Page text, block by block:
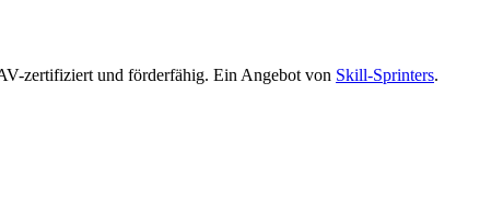
zertifiziert und förderfähig. Ein Angebot von Skill-Sprinters.